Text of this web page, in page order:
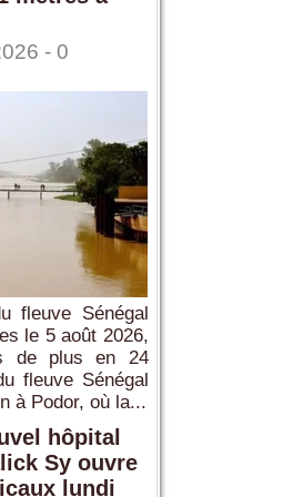
- 0
fleuve Sénégal
le 5 août 2026,
de plus en 24
fleuve Sénégal
à Podor, où la...
hôpital
Sy ouvre
lundi